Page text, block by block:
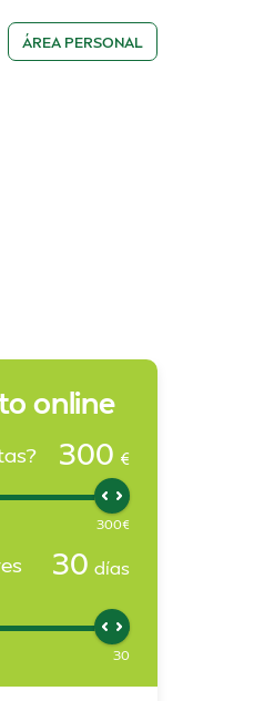
ÁREA PERSONAL
online
300 €
300€
30 días
30